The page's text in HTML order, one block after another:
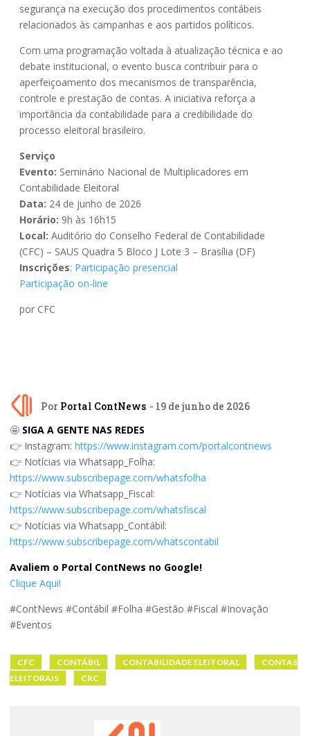
segurança na execução dos procedimentos contábeis
relacionados às campanhas e aos partidos políticos.
Com uma programação voltada à atualização técnica e ao
debate institucional, o evento busca contribuir para o
aperfeiçoamento dos mecanismos de transparência,
controle e prestação de contas. A iniciativa reforça a
importância da contabilidade para a credibilidade do
processo eleitoral brasileiro.
Serviço
Evento: Seminário Nacional de Multiplicadores em
Contabilidade Eleitoral
Data: 24 de junho de 2026
Horário: 9h às 16h15
Local: Auditório do Conselho Federal de Contabilidade
(CFC) – SAUS Quadra 5 Bloco J Lote 3 – Brasília (DF)
Inscrições: Participação presencial
Participação on-line
por CFC
Por Portal ContNews - 19 de junho de 2026
🤩 SIGA A GENTE NAS REDES
👉 Instagram: https://www.instagram.com/portalcontnews
👉 Notícias via Whatsapp_Folha:
https://www.subscribepage.com/whatsfolha
👉 Notícias via Whatsapp_Fiscal:
https://www.subscribepage.com/whatsfiscal
👉 Notícias via Whatsapp_Contábil:
https://www.subscribepage.com/whatscontabil
Avaliem o Portal ContNews no Google!
Clique Aqui!
#ContNews #Contábil #Folha #Gestão #Fiscal #Inovação
#Eventos
CFC CONTÁBIL CONTABILIDADE ELEITORAL
CONTAS
ELEITORAIS
CRC